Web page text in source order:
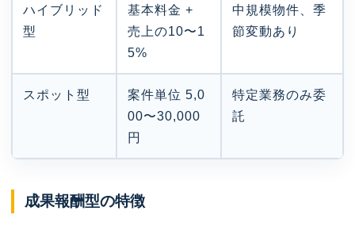
ハイブリッド
型
基本料金 +
売上の10〜1
5%
中規模物件、季
節変動あり
スポット型
案件単位 5,0
00〜30,000
円
特定業務のみ委
託
成果報酬型の特徴